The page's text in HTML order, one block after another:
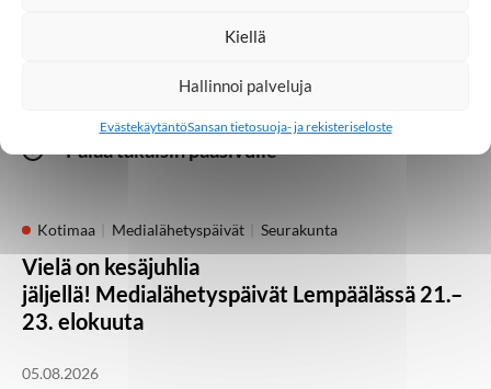
Kiellä
Hallinnoi palveluja
EvästekäytäntöSansan tietosuoja- ja rekisteriseloste
Palaa takaisin pääsivulle
Kotimaa Medialähetyspäivät Seurakunta
Vielä on kesäjuhlia
jäljellä! Medialähetyspäivät Lempäälässä 21.–
23. elokuuta
05.08.2026